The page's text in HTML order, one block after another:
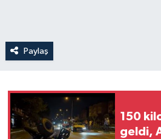
Paylaş
150
geldi,